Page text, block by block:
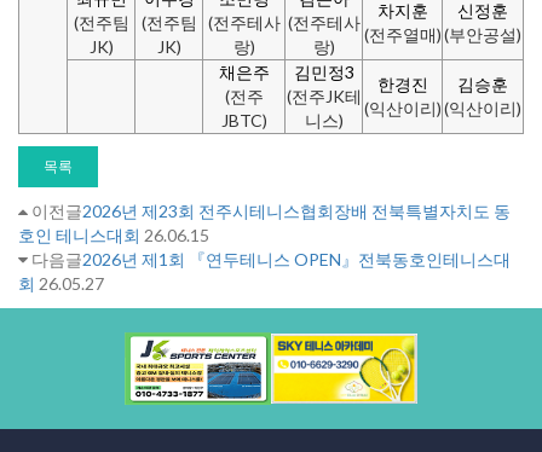
(전주팀
JK)
(전주팀
JK)
(전주테사
랑)
(전주테사
랑)
차지훈
(전주열매)
신정훈
(부안공설)
채은주
(전주
JBTC)
김민정3
(전주JK테
니스)
한경진
(익산이리)
김승훈
(익산이리)
목록
이전글2026년 제23회 전주시테니스협회장배 전북특별자치도 동
호인 테니스대회 26.06.15
다음글2026년 제1회 『연두테니스 OPEN』전북동호인테니스대
회 26.05.27